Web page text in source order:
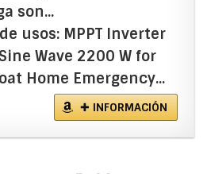
son...
usos: MPPT Inverter
Wave 2200 W for
Home Emergency...
✚ INFORMACIÓN